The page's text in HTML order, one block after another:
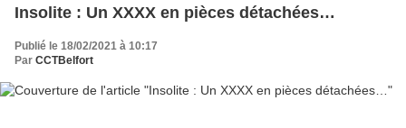
Insolite : Un XXXX en pièces détachées…
Publié le 18/02/2021 à 10:17
Par CCTBelfort